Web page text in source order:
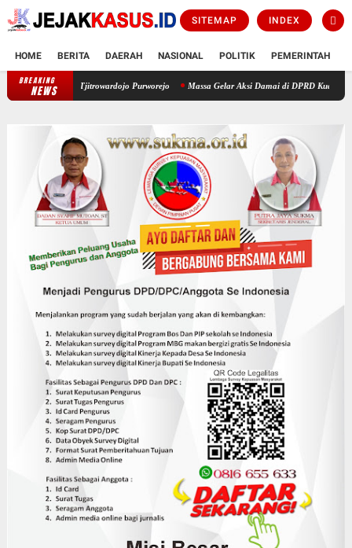
SITEMAP INDEX
HOME BERITA DAERAH NASIONAL POLITIK PEMERINTAH
BREAKING
NEWS Resmi Beroperasi! Layanan CATHLAB Hadir di RSUD dr. Tjitrowardojo